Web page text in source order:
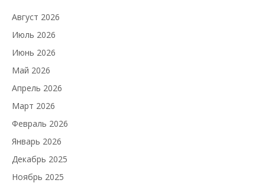
Август 2026
Июль 2026
Июнь 2026
Май 2026
Апрель 2026
Март 2026
Февраль 2026
Январь 2026
Декабрь 2025
Ноябрь 2025